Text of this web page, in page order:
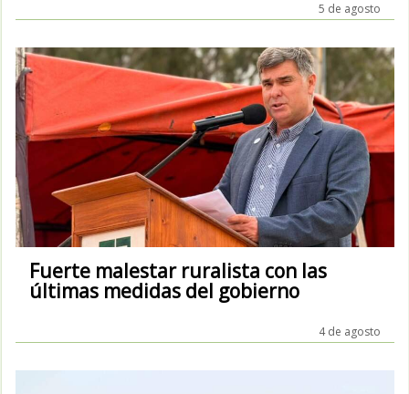
5 de agosto
Fuerte malestar ruralista con las
últimas medidas del gobierno
4 de agosto